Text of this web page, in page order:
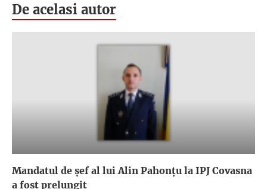
De acelasi autor
Mandatul de șef al lui Alin Pahonțu la IPJ Covasna
a fost prelungit